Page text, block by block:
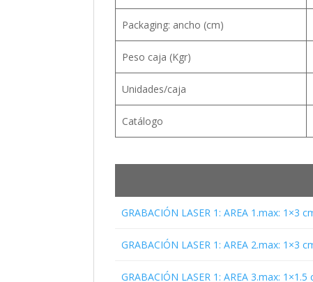
Packaging: ancho (cm)
Peso caja (Kgr)
Unidades/caja
Catálogo
GRABACIÓN LASER 1: AREA 1.max: 1×3
GRABACIÓN LASER 1: AREA 2.max: 1×3
GRABACIÓN LASER 1: AREA 3.max: 1×1.5